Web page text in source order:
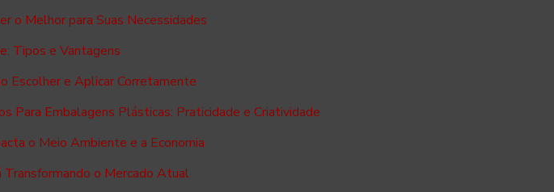
o Melhor para Suas Necessidades
Tipos e Vantagens
Escolher e Aplicar Corretamente
Para Embalagens Plásticas: Praticidade e Criatividade
o Meio Ambiente e a Economia
o Mercado Atual